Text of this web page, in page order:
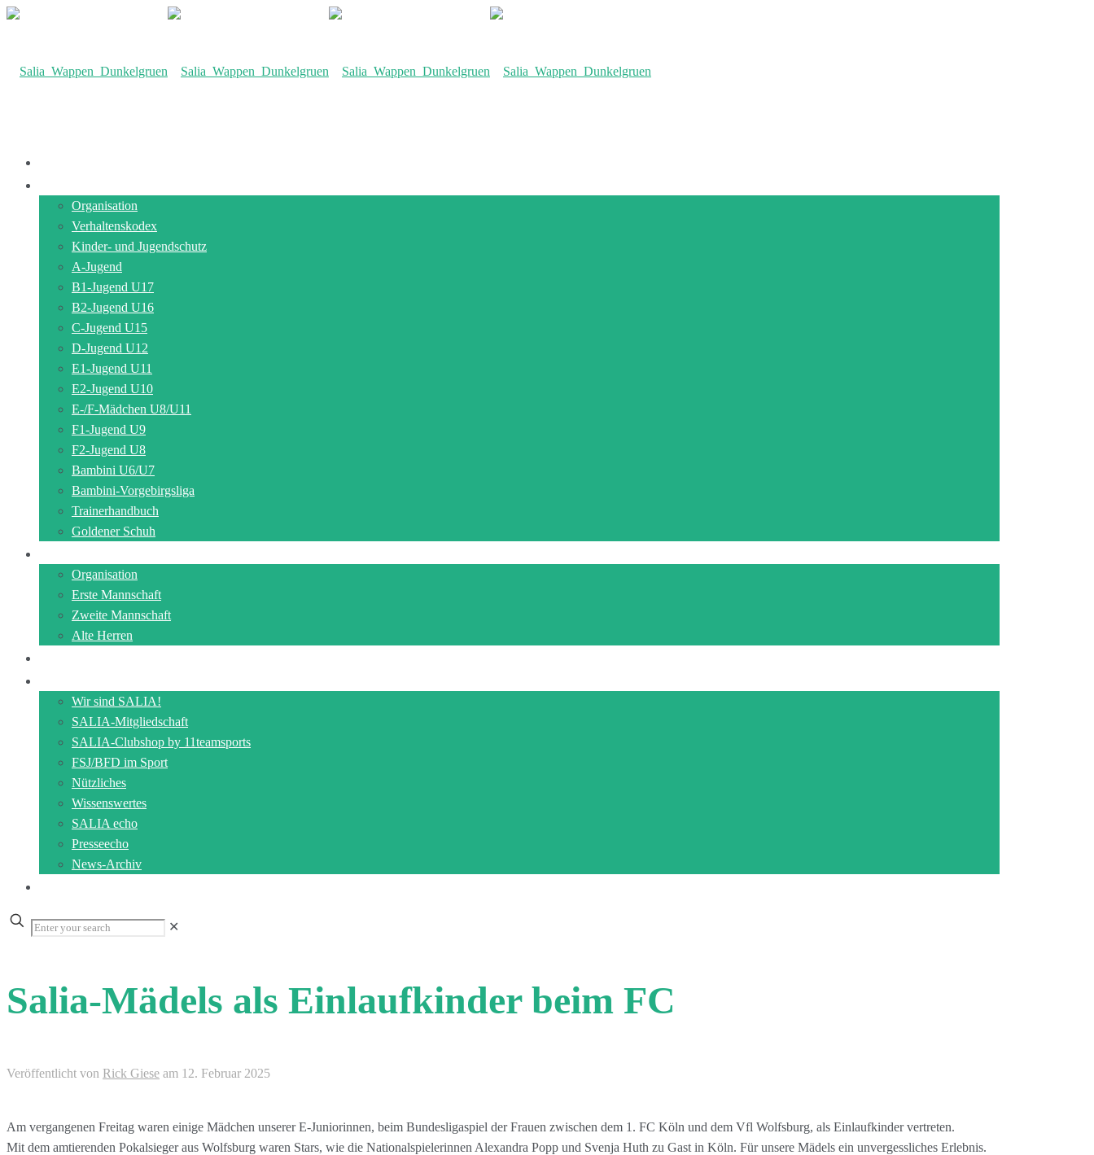
Organisation
Verhaltenskodex
Kinder- und Jugendschutz
A-Jugend
B1-Jugend U17
B2-Jugend U16
C-Jugend U15
D-Jugend U12
E1-Jugend U11
E2-Jugend U10
E-/F-Mädchen U8/U11
F1-Jugend U9
F2-Jugend U8
Bambini U6/U7
Bambini-Vorgebirgsliga
Trainerhandbuch
Goldener Schuh
Organisation
Erste Mannschaft
Zweite Mannschaft
Alte Herren
Wir sind SALIA!
SALIA-Mitgliedschaft
SALIA-Clubshop by 11teamsports
FSJ/BFD im Sport
Nützliches
Wissenswertes
SALIA echo
Presseecho
News-Archiv
✕
Salia-Mädels als Einlaufkinder beim FC
Veröffentlicht von Rick Giese am 12. Februar 2025
Am vergangenen Freitag waren einige Mädchen unserer E-Juniorinnen, beim Bundesligaspiel der Frauen zwischen dem 1. FC Köln und dem Vfl Wolfsburg, als Einlaufkinder vertreten.
Mit dem amtierenden Pokalsieger aus Wolfsburg waren Stars, wie die Nationalspielerinnen Alexandra Popp und Svenja Huth zu Gast in Köln. Für unsere Mädels ein unvergessliches Erlebnis.